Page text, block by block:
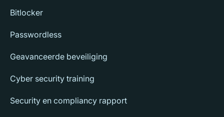
Bitlocker
Passwordless
Geavanceerde beveiliging
Cyber security training
Security en compliancy rapport